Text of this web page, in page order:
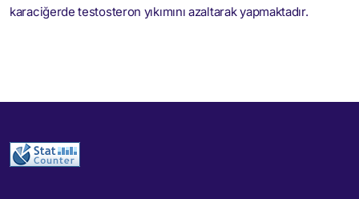
karaciğerde testosteron yıkımını azaltarak yapmaktadır.